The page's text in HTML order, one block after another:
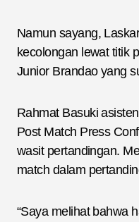
Namun sayang,
kecolongan lewat titik
Junior Brandao yang
Rahmat Basuki
Post Match Press
wasit pertandingan.
match dalam
“Saya melihat bahwa